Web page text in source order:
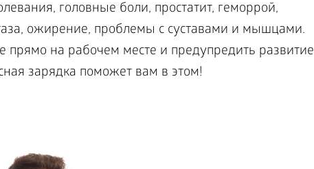
головные боли, простатит, геморрой,
ожирение, проблемы с суставами и мышцами.
прямо на рабочем месте и предупредить развитие
зарядка поможет вам в этом!